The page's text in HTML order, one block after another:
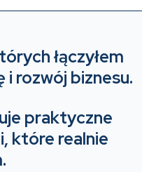
łączyłem
rozwój biznesu.
praktyczne
które realnie